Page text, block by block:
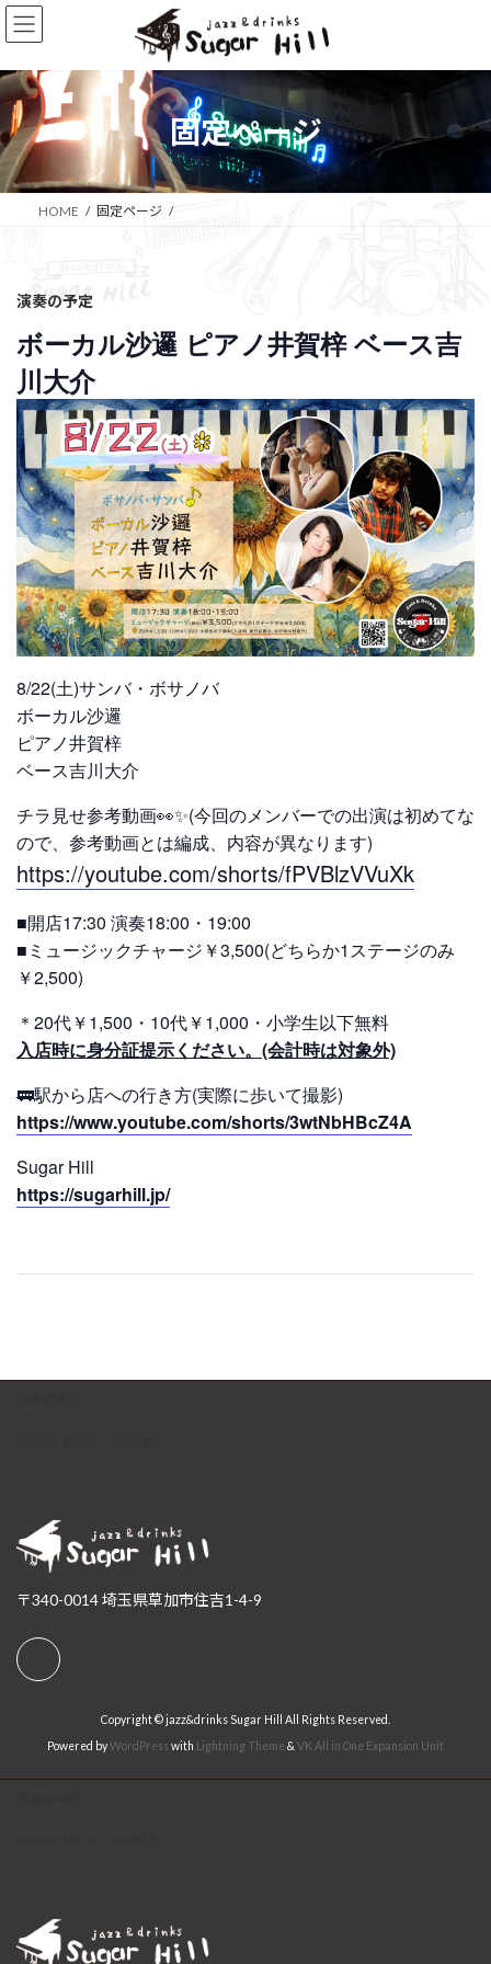
コ
ン
ン
ツ
へ
ス
キ
ッ
ナ
ビ
ー
シ
ョ
ン
に
移
固定ページ
HOME 固定ページ
演奏の予定
ボーカル沙邏 ピアノ井賀梓 ベース吉
川大介
8/22(土)サンバ・ボサノバ
ボーカル沙邏
ピアノ井賀梓
ベース吉川大介
チラ見せ参考動画👀✨(今回のメンバーでの出演は初めてな
ので、参考動画とは編成、内容が異なります)
https://youtube.com/shorts/fPVBlzVVuXk
■開店17:30 演奏18:00・19:00
■ミュージックチャージ￥3,500(どちらか1ステージのみ
￥2,500)
＊20代￥1,500・10代￥1,000・小学生以下無料
入店時に身分証提示ください。(会計時は対象外)
🚃駅から店への行き方(実際に歩いて撮影)
https://www.youtube.com/shorts/3wtNbHBcZ4A
Sugar Hill
https://sugarhill.jp/
〒340-0014 埼玉県草加市住吉1-4-9
Copyright © jazz&drinks Sugar Hill All Rights Reserved.
Powered byWordPress with Lightning Theme & VK All in One Expansion Unit